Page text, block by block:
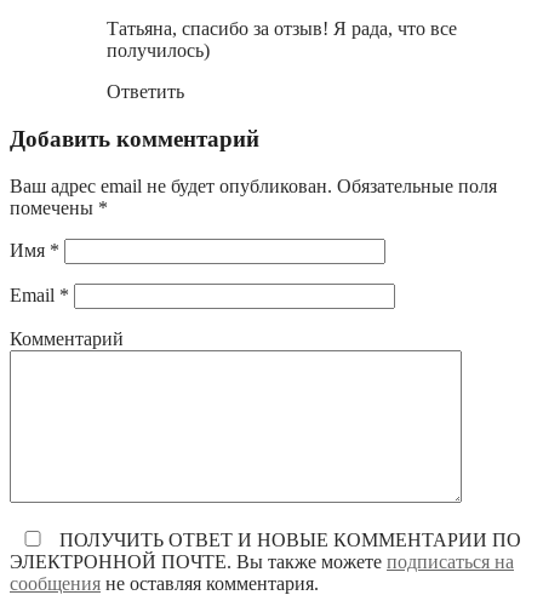
Татьяна, спасибо за отзыв! Я рада, что все
получилось)
Ответить
Добавить комментарий
Ваш адрес email не будет опубликован. Обязательные поля
помечены *
Имя *
Email *
Комментарий
ПОЛУЧИТЬ ОТВЕТ И НОВЫЕ КОММЕНТАРИИ ПО
ЭЛЕКТРОННОЙ ПОЧТЕ. Вы также можете подписаться на
сообщения не оставляя комментария.